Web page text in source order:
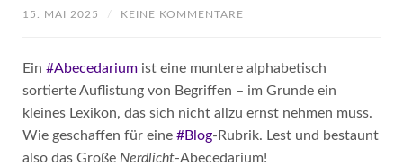
15. MAI 2025 / KEINE KOMMENTARE
Ein #Abecedariumist eine muntere alphabetisch
sortierte Auflistung von Begriffen – im Grunde ein
kleines Lexikon, das sich nicht allzu ernst nehmen muss.
Wie geschaffen für eine #Blog-Rubrik. Lest und bestaunt
also das Große Nerdlicht-Abecedarium!